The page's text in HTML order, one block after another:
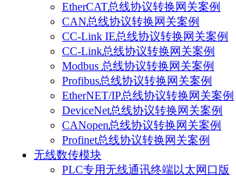
EtherCAT总线协议转换网关案例
CAN总线协议转换网关案例
CC-Link IE总线协议转换网关案例
CC-Link总线协议转换网关案例
Modbus 总线协议转换网关案例
Profibus总线协议转换网关案例
EtherNET/IP总线协议转换网关案例
DeviceNet总线协议转换网关案例
CANopen总线协议转换网关案例
Profinet总线协议转换网关案例
无线数传模块
PLC专用无线通讯终端以太网口版